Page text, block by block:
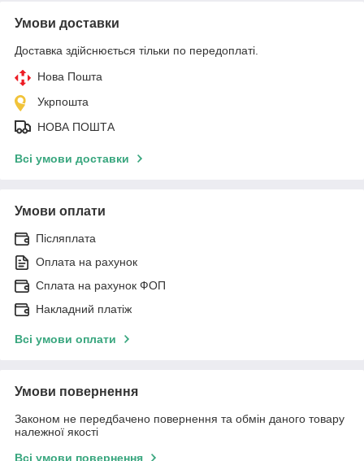
Умови доставки
Доставка здійснюється тільки по передоплаті.
Нова Пошта
Укрпошта
НОВА ПОШТА
Всі умови доставки
Умови оплати
Післяплата
Оплата на рахунок
Сплата на рахунок ФОП
Накладний платіж
Всі умови оплати
Умови повернення
Законом не передбачено повернення та обмін даного товару
належної якості
Всі умови повернення